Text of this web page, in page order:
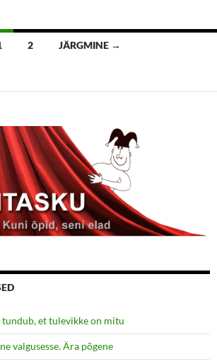
2 JÄRGMINE →
et tulevikke on mitu
valgusesse. Ära põgene